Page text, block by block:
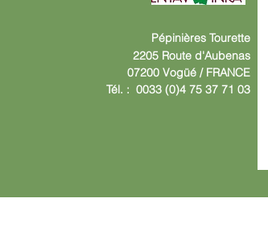
Pépinières Tourette
2205 Route d'Aubenas
07200 Vogüé / FRANCE
Tél. : 0033 (0)4 75 37 71 03